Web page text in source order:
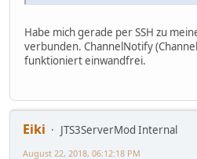
Habe mich gerade per SSH zu
verbunden. ChannelNotify
funktioniert einwandfrei.
Eiki
JTS3ServerMod Internal
August 22, 2018, 06:12:18 PM